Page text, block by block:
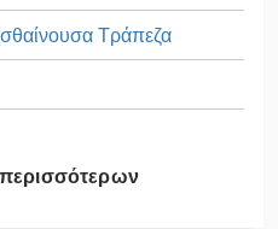
Τράπεζα